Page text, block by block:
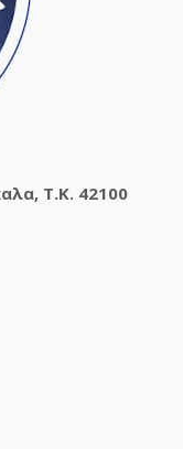
Τ.Κ. 42100